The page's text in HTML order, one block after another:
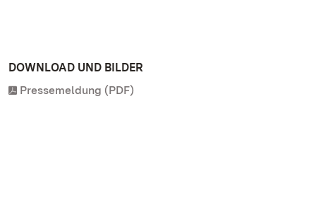
DOWNLOAD UND BILDER
Pressemeldung (PDF)